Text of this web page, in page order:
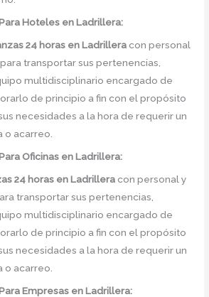
Hoteles en Ladrillera:
24 horas enLadrillera con personal
transportar sus pertenencias,
multidisciplinario encargado de
de principio a fin con el propósito
necesidades a la hora de requerir un
o acarreo.
Oficinas en Ladrillera:
24 horas enLadrillera con personal y
transportar sus pertenencias,
multidisciplinario encargado de
de principio a fin con el propósito
necesidades a la hora de requerir un
o acarreo.
Empresas en Ladrillera: